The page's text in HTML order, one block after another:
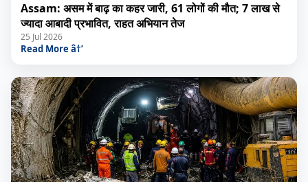
Assam: असम में बाढ़ का कहर जारी, 61 लोगों की मौत; 7 लाख से
ज्यादा आबादी प्रभावित, राहत अभियान तेज
25 Jul 2026
Read More â†’